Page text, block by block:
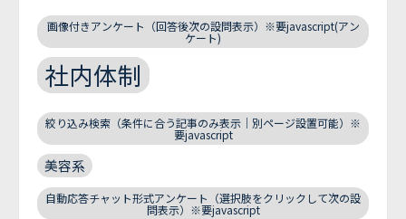
画像付きアンケート（回答後次の設問表示）※要javascript(アン
ケート)
社内体制
絞り込み検索（条件に合う記事のみ表示｜別ページ設置可能）※
要javascript
美容系
自動応答チャット形式アンケート（選択肢をクリックして次の設
問表示）※要javascript